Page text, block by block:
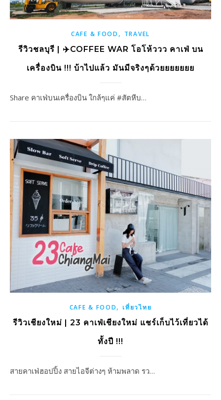
CAFE & FOOD , TRAVEL
รีวิวชลบุรี | ✈️COFFEE WAR โอโห้ววว คาเฟ่ บน
เครื่องบิน !!! บ้าไปแล้ว มันมีจริงๆด้วยยยยยยย
Share คาเฟ่บนเครื่องบิน ใกล้ๆแค่ #สัตหีบ…
CAFE & FOOD, เที่ยวไทย
รีวิวเชียงใหม่ | 23 คาเฟ่เชียงใหม่ แชร์เก็บไว้เที่ยวได้
ทั้งปี !!!
สายคาเฟ่ฮอปปิ้ง สายไอจีต่างๆ ห้ามพลาด รว…